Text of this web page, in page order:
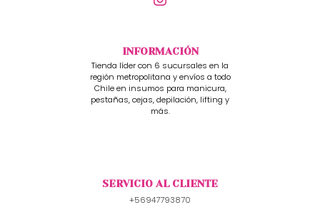
INFORMACIÓN
Tienda líder con 6 sucursales en la
región metropolitana y envíos a todo
Chile en insumos para manicura,
pestañas, cejas, depilación, lifting y
más.
SERVICIO AL CLIENTE
+56947793870